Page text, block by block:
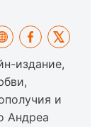
издание,
и
Андреа